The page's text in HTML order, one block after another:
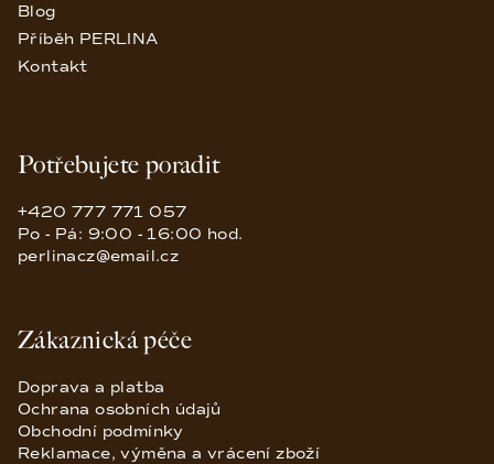
Blog
Příběh PERLINA
Kontakt
Potřebujete poradit
+420 777 771 057
Po - Pá: 9:00 - 16:00 hod.
perlinacz@email.cz
Zákaznická péče
Doprava a platba
Ochrana osobních údajů
Obchodní podmínky
Reklamace, výměna a vrácení zboží